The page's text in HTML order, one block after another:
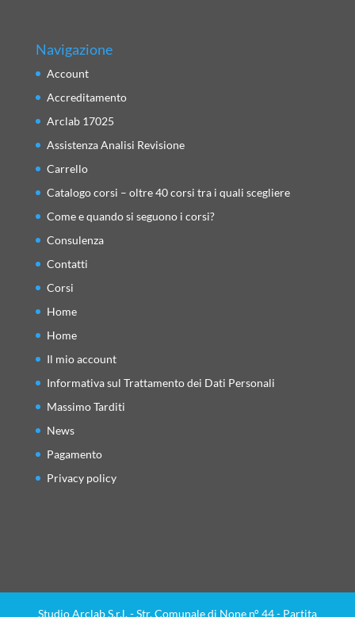
Navigazione
Account
Accreditamento
Arclab 17025
Assistenza Analisi Revisione
Carrello
Catalogo corsi – oltre 40 corsi tra i quali scegliere
Come e quando si seguono i corsi?
Consulenza
Contatti
Corsi
Home
Home
Il mio account
Informativa sul Trattamento dei Dati Personali
Massimo Tarditi
News
Pagamento
Privacy policy
Studio Arclab S.r.l. - Str. Comunale di None n° 44 - Partita